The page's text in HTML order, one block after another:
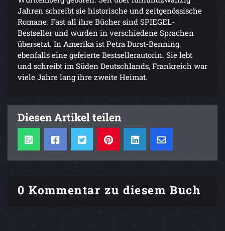
Jahren schreibt sie historische und zeitgenössische
Romane. Fast all ihre Bücher sind SPIEGEL-
Bestseller und wurden in verschiedene Sprachen
übersetzt. In Amerika ist Petra Durst-Benning
ebenfalls eine gefeierte Bestsellerautorin. Sie lebt
und schreibt im Süden Deutschlands, Frankreich war
viele Jahre lang ihre zweite Heimat.
Diesen Artikel teilen
0 Kommentar zu diesem Buch